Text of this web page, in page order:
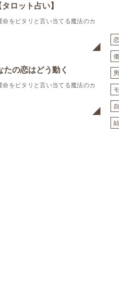
ロット占い】
をピタリと言い当てる魔法のカ
たの恋はどう動く
をピタリと言い当てる魔法のカ